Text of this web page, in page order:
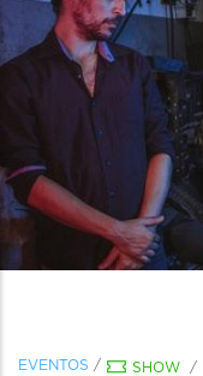
EVENTOS / SHOW /